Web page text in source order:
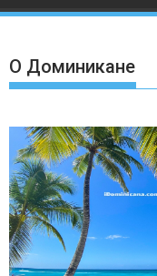
О Доминикане